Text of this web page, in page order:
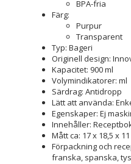
BPA-fria
Färg:
Purpur
Transparent
Typ: Bageri
Originell design:
Kapacitet: 900 ml
Volymindikatorer: ml
Särdrag: Antidropp
Lätt att använda:
Egenskaper: Ej
Innehåller:
Mått ca: 17 x 18,5 x 11
Förpackning och
franska, spanska,